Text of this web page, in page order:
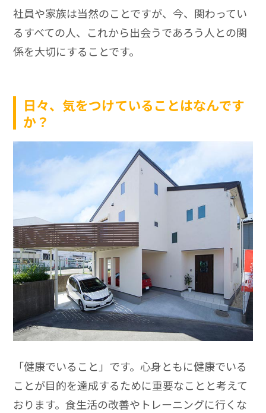
社員や家族は当然のことですが、今、関わってい
るすべての人、これから出会うであろう人との関
係を大切にすることです。
日々、気をつけていることはなんです
か？
「健康でいること」です。心身ともに健康でいる
ことが目的を達成するために重要なことと考えて
おります。食生活の改善やトレーニングに行くな